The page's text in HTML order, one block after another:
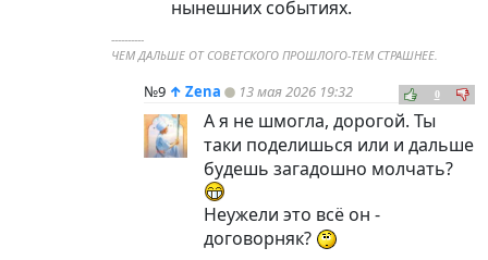
нынешних событиях.
----------
ЧЕМ ДАЛЬШЕ ОТ СОВЕТСКОГО ПРОШЛОГО-ТЕМ СТРАШНЕЕ.
№9 ↑ Zena 13 мая 2026 19:32 0
А я не шмогла, дорогой. Ты
таки поделишься или и дальше
будешь загадошно молчать?
Неужели это всё он -
договорняк?